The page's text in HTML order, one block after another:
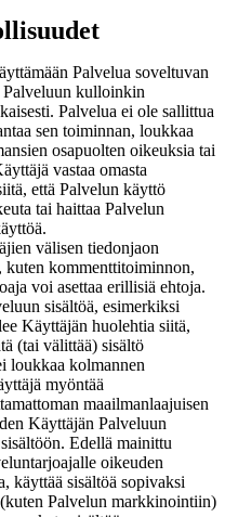
Palvelua soveltuvan
Palveluun kulloinkin
Palvelua ei ole sallittua
sen toiminnan, loukkaa
osapuolten oikeuksia tai
vastaa omasta
että Palvelun käyttö
tai haittaa Palvelun
välisen tiedonjaon
kommenttitoiminnon,
voi asettaa erillisiä ehtoja.
sisältöä, esimerkiksi
Käyttäjän huolehtia siitä,
(tai välittää) sisältö
loukkaa kolmannen
myöntää
maailmanlaajuisen
Käyttäjän Palveluun
Edellä mainittu
oikeuden
käyttää sisältöä sopivaksi
Palvelun markkinointiin)